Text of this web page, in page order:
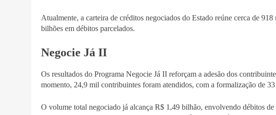
Atualmente, a carteira de créditos negociados do Estado reúne cerca de
bilhões em débitos parcelados.
Negocie Já II
Os resultados do Programa Negocie Já II reforçam a adesão dos
momento, 24,9 mil contribuintes foram atendidos, com a formalização de
O volume total negociado já alcança R$ 1,49 bilhão, envolvendo débitos